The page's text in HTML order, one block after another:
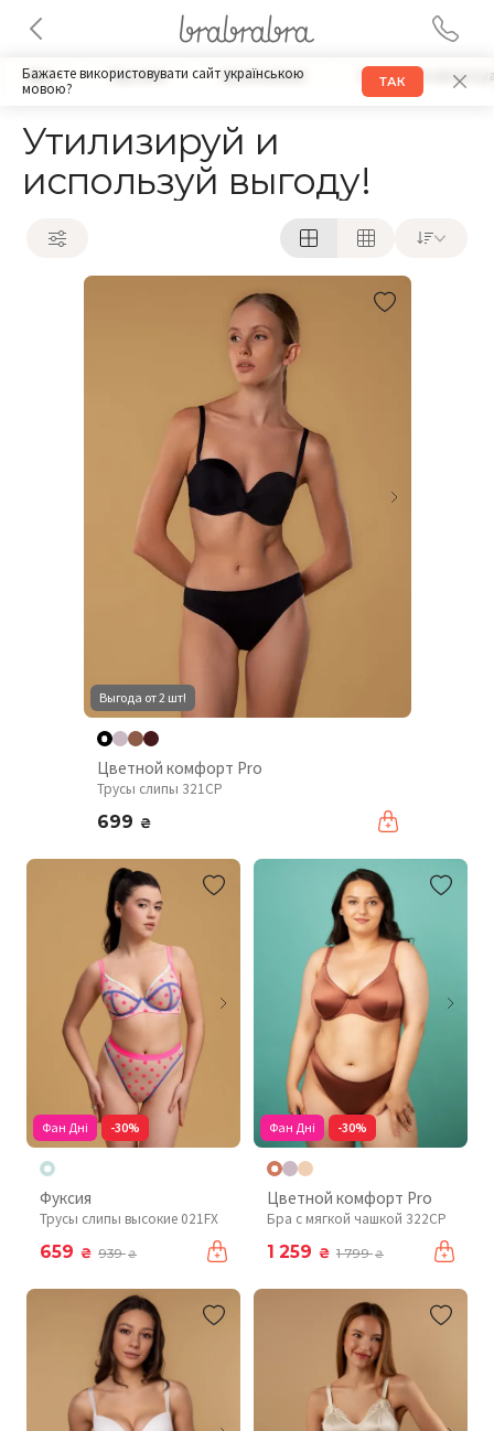
Бажаєте використовувати сайт українською
мовою?
ТАК
Бра Трусики Купальники Одежда и
Утилизируй и
используй выгоду!
Выгода от 2 шт!
Цветной комфорт Pro
Трусы слипы 321CP
699 ₴
Фан Дні -30%
Фуксия
Трусы слипы высокие 021FX
659 ₴ 939₴
Фан Дні -30%
Цветной комфорт Pro
Бра с мягкой чашкой 322CP
1 259 ₴ 1 799₴